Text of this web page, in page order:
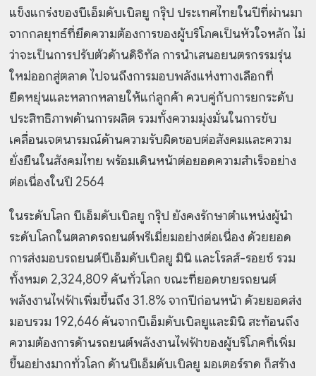
แข็งแกร่งของบีเอ็มดับเบิลยู กรุ๊ป ประเทศไทยในปีที่ผ่านมา
จากกลยุทธ์ที่ยึดความต้องการของผู้บริโภคเป็นหัวใจหลัก ไม่
ว่าจะเป็นการปรับตัวด้านดิจิทัล การนำเสนอยนตรกรรมรุ่น
ใหม่ออกสู่ตลาด ไปจนถึงการมอบพลังแห่งทางเลือกที่
ยืดหยุ่นและหลากหลายให้แก่ลูกค้า ควบคู่กับการยกระดับ
ประสิทธิภาพด้านการผลิต รวมทั้งความมุ่งมั่นในการขับ
เคลื่อนเจตนารมณ์ด้านความรับผิดชอบต่อสังคมและความ
ยั่งยืนในสังคมไทย พร้อมเดินหน้าต่อยอดความสำเร็จอย่าง
ต่อเนื่องในปี 2564
ในระดับโลก บีเอ็มดับเบิลยู กรุ๊ป ยังคงรักษาตำแหน่งผู้นำ
ระดับโลกในตลาดรถยนต์พรีเมี่ยมอย่างต่อเนื่อง ด้วยยอด
การส่งมอบรถยนต์บีเอ็มดับเบิลยู มินิ และโรลส์-รอยซ์ รวม
ทั้งหมด 2,324,809 คันทั่วโลก ขณะที่ยอดขายรถยนต์
พลังงานไฟฟ้าเพิ่มขึ้นถึง 31.8% จากปีก่อนหน้า ด้วยยอดส่ง
มอบรวม 192,646 คันจากบีเอ็มดับเบิลยูและมินิ สะท้อนถึง
ความต้องการด้านรถยนต์พลังงานไฟฟ้าของผู้บริโภคที่เพิ่ม
ขึ้นอย่างมากทั่วโลก ด้านบีเอ็มดับเบิลยู มอเตอร์ราด ก็สร้าง